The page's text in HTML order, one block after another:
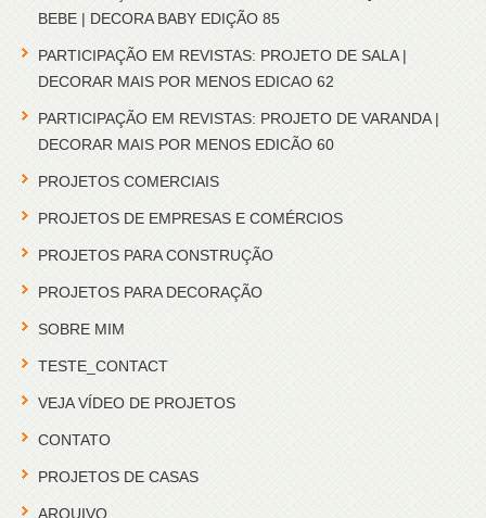
BEBE | DECORA BABY EDIÇÃO 85
PARTICIPAÇÃO EM REVISTAS: PROJETO DE SALA |
DECORAR MAIS POR MENOS EDICAO 62
PARTICIPAÇÃO EM REVISTAS: PROJETO DE VARANDA |
DECORAR MAIS POR MENOS EDICÃO 60
PROJETOS COMERCIAIS
PROJETOS DE EMPRESAS E COMÉRCIOS
PROJETOS PARA CONSTRUÇÃO
PROJETOS PARA DECORAÇÃO
SOBRE MIM
TESTE_CONTACT
VEJA VÍDEO DE PROJETOS
CONTATO
PROJETOS DE CASAS
ARQUIVO